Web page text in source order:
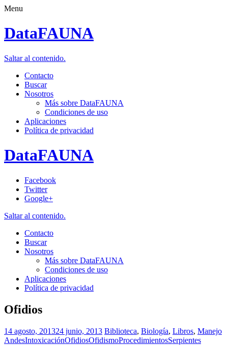
Menu
DataFAUNA
Saltar al contenido.
Contacto
Buscar
Nosotros
Más sobre DataFAUNA
Condiciones de uso
Aplicaciones
Política de privacidad
DataFAUNA
Facebook
Twitter
Google+
Saltar al contenido.
Contacto
Buscar
Nosotros
Más sobre DataFAUNA
Condiciones de uso
Aplicaciones
Política de privacidad
Ofidios
14 agosto, 201324 junio, 2013 Biblioteca, Biología, Libros, Manejo
AndesIntoxicaciónOfidiosOfidismoProcedimientosSerpientes